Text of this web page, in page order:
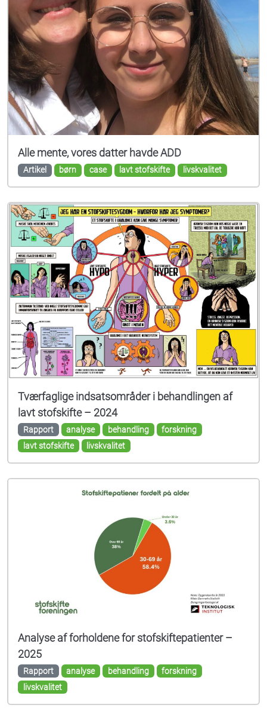
Alle mente, vores datter havde ADD
Artikel børn case lavt stofskifte livskvalitet
Tværfaglige indsatsområder i behandlingen af
lavt stofskifte – 2024
Rapport analyse behandling
forskning
lavt stofskifte
livskvalitet
Analyse af forholdene for stofskiftepatienter –
2025
Rapport analyse behandling
forskning
livskvalitet